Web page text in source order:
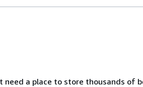
need a place to store thousands of